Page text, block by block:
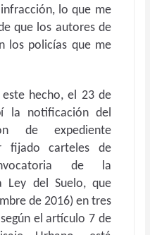
lo que me
que los autores de
los policías que me
hecho, el 23 de
la notificación del
de expediente
fijado carteles de
de la
Ley del Suelo, que
de 2016) en tres
el artículo 7 de